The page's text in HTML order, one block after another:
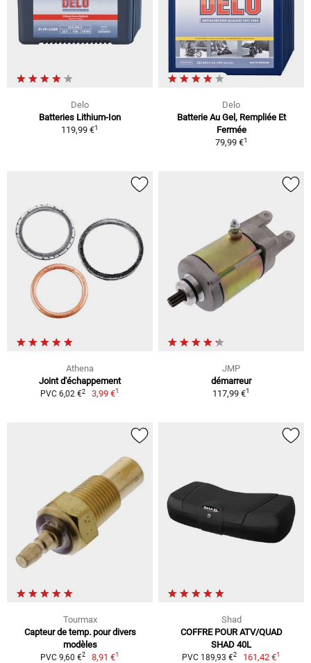
Delo
Batteries Lithium-Ion
119,99 €1
Delo
Batterie Au Gel, Rempliée Et
Fermée
79,99 €1
Athena
Joint d'échappement
PVC 6,02 €2 3,99 €1
JMP
démarreur
117,99 €1
Tourmax
Capteur de temp. pour divers
modèles
PVC 9,60 €2 8,91 €1
Shad
COFFRE POUR ATV/QUAD
SHAD 40L
PVC 189,93 €2 161,42 €1